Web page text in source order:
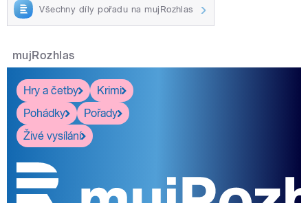
Všechny díly pořadu na mujRozhlas
mujRozhlas
Hry a četby
Krimi
Pohádky
Pořady
Živé vysílání